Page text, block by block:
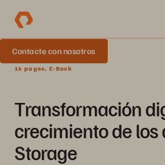
Contacte con nosotros
16 pages, E-Book
Transformación
crecimiento de los
Storage